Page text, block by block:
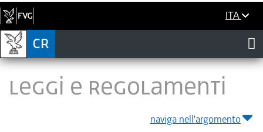
ITA
LEGGI E REGOLAMENTI
naviga nell'argomento